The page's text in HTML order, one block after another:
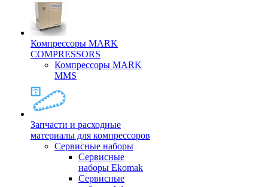
Компрессоры MARK
COMPRESSORS
Компрессоры MARK
MMS
Запчасти и расходные
материалы для компрессоров
Cервисные наборы
Сервисные
наборы Ekomak
Cервисные